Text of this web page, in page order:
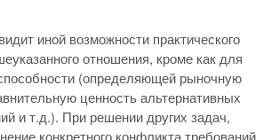
иной возможности практического
отношения, кроме как для
(определяющей рыночную
ценность альтернативных
и т.д.). При решении других задач,
конкретного конфликта требований